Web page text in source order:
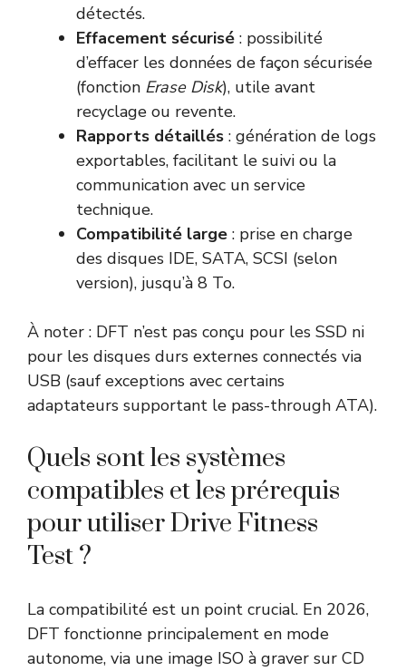
détectés.
Effacement sécurisé : possibilité
d’effacer les données de façon sécurisée
(fonction Erase Disk), utile avant
recyclage ou revente.
Rapports détaillés : génération de logs
exportables, facilitant le suivi ou la
communication avec un service
technique.
Compatibilité large : prise en charge
des disques IDE, SATA, SCSI (selon
version), jusqu’à 8 To.
À noter : DFT n’est pas conçu pour les SSD ni
pour les disques durs externes connectés via
USB (sauf exceptions avec certains
adaptateurs supportant le pass-through ATA).
Quels sont les systèmes
compatibles et les prérequis
pour utiliser Drive Fitness
Test ?
La compatibilité est un point crucial. En 2026,
DFT fonctionne principalement en mode
autonome, via une image ISO à graver sur CD